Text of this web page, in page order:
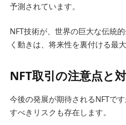
予測されています。
NFT技術が、世界の巨大な伝統
く動きは、将来性を裏付ける最
NFT取引の注意点と
今後の発展が期待されるNFTで
すべきリスクも存在します。